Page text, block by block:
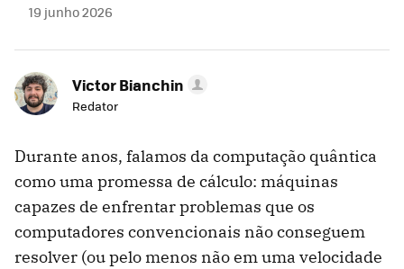
19 junho 2026
Victor Bianchin
Redator
Durante anos, falamos da computação quântica
como uma promessa de cálculo: máquinas
capazes de enfrentar problemas que os
computadores convencionais não conseguem
resolver (ou pelo menos não em uma velocidade